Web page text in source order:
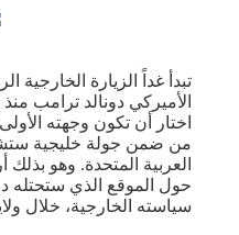
تبدأ غداً الزيارة الخارجية
الأميركي دونالد ترامب
اختار أن تكون وجهته
من ضمن جولة خليجية
العربية المتحدة. وهو
حول الموقع الذي ستحتله
سياسته الخارجية، خلال